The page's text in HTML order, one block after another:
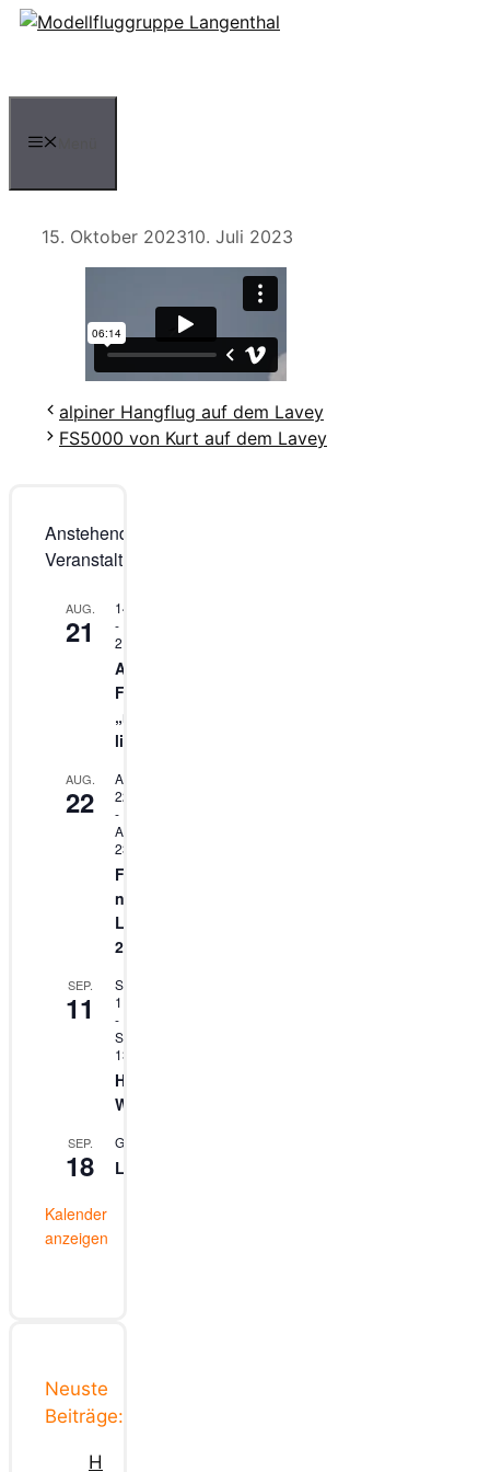
Zum
15. Oktober 202310. Juli 2023
alpiner Hangflug auf dem Lavey
FS5000 von Kurt auf dem Lavey
Anstehende
Veranstaltungen
AUG.
21
14:00
-
21:30
Aufbau
Flugtag
„no
limit“
AUG.
22
August
22
-
August
23
Flugtag
no
Limit
2026
SEP.
11
September
11
-
September
13
Hangflug
Wochenende
SEP.
18
Ganztägig
Lehrerschülerfliegen
Kalender
anzeigen
Neuste
Beiträge:
H